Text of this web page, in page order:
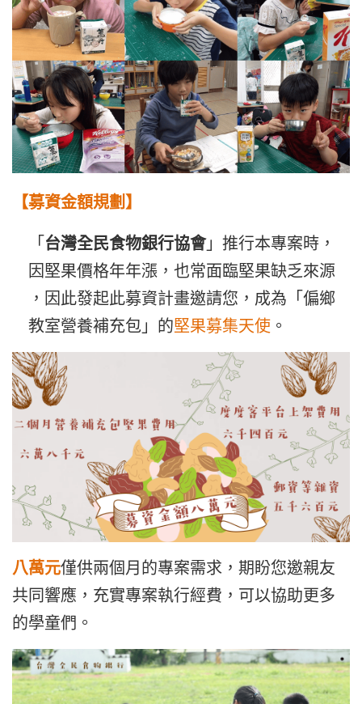
【募資金額規劃】
「 台灣全民食物銀行協會」推行本專案時，
因堅果價格年年漲，也常面臨堅果缺乏來源
，因此發起此募資計畫邀請您，成為「偏鄉
教室營養補充包」的堅果募集天使 。
八萬元僅供兩個月的專案需求，期盼您邀親友
共同響應，充實專案執行經費， 可以協助更多
的學童們。